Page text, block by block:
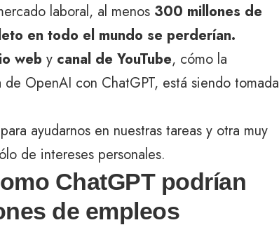
laboral, al menos 300 millones de
en todo el mundo se perderían.
web y canal de YouTube, cómo la
OpenAI con ChatGPT, está siendo tomada
ayudarnos en nuestras tareas y otra muy
de intereses personales.
ChatGPT podrían
de empleos